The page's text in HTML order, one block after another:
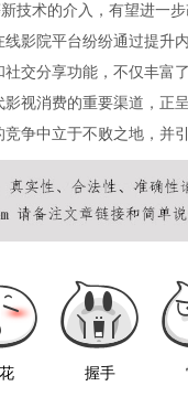
新技术的介入，有望进一
影院平台纷纷通过提升
交分享功能，不仅丰富
视消费的重要渠道，正
争中立于不败之地，并
握手